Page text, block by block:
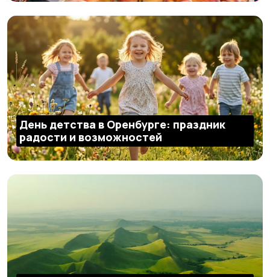
День детства в Оренбурге: праздник
радости и возможностей